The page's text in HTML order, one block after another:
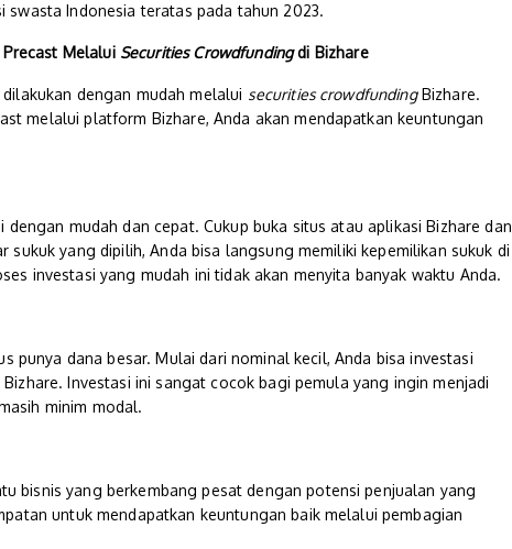
swasta Indonesia teratas pada tahun 2023.
Melalui Securities Crowdfundingdi Bizhare
dengan mudah melalui securities crowdfundingBizhare.
melalui platform Bizhare, Anda akan mendapatkan keuntungan
dengan mudah dan cepat. Cukup buka situs atau aplikasi Bizhare dan
sukuk yang dipilih, Anda bisa langsung memiliki kepemilikan sukuk di
investasi yang mudah ini tidak akan menyita banyak waktu Anda.
punya dana besar. Mulai dari nominal kecil, Anda bisa investasi
Investasi ini sangat cocok bagi pemula yang ingin menjadi
minim modal.
bisnis yang berkembang pesat dengan potensi penjualan yang
untuk mendapatkan keuntungan baik melalui pembagian